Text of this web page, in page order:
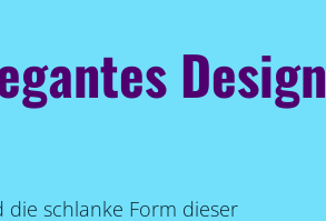
Design
die schlanke Form dieser